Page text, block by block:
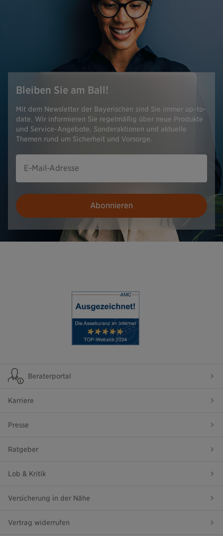
Bleiben Sie am Ball!
Mit dem Newsletter der Bayerischen sind Sie immer up-to-
date. Wir informieren Sie regelmäßig über neue Produkte
und Service-Angebote, Sonderaktionen und aktuelle
Themen rund um Sicherheit und Vorsorge.
E-Mail-Adresse
Abonnieren
Beraterportal
Karriere
Presse
Ratgeber
Lob & Kritik
Versicherung in der Nähe
Vertrag widerrufen